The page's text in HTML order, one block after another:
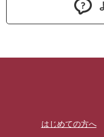
はじめての方へ